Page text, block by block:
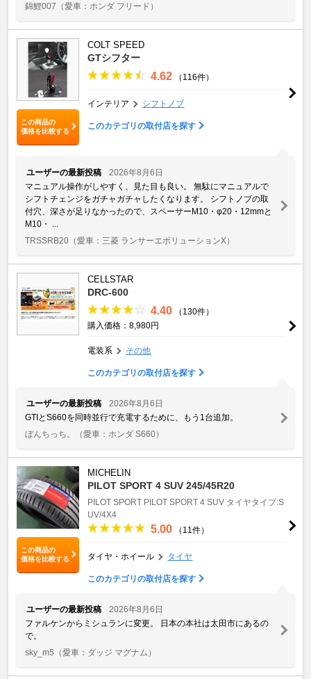
錦鯉007 （愛車：ホンダ フリード）
この商品の
価格を比較する
COLT SPEED
GTシフター
4.62 （116件）
インテリア シフトノブ
このカテゴリの取付店を探す
ユーザーの最新投稿
2026年8月6日
マニュアル操作がしやすく、見た目も良い。 無駄にマニュアルで
シフトチェンジをガチャガチャしたくなります。 シフトノブの取
付穴、深さが足りなかったので、スペーサーM10・φ20・12mmと
M10・ ...
TRSSRB20 （愛車：三菱 ランサーエボリューションX）
CELLSTAR
DRC-600
4.40
（130件）
購入価格：8,980円
電装系 その他
このカテゴリの取付店を探す
ユーザーの最新投稿
2026年8月6日
GTIとS660を同時並行で充電するために、もう1台追加。
ぼんちっち。
（愛車：ホンダ S660）
この商品の
価格を比較する
MICHELIN
PILOT SPORT 4 SUV 245/45R20
PILOT SPORT PILOT SPORT 4 SUV タイヤタイプ:S
UV/4X4
5.00 （11件）
タイヤ・ホイール タイヤ
このカテゴリの取付店を探す
ユーザーの最新投稿
2026年8月6日
ファルケンからミシュランに変更。 日本の本社は太田市にあるの
で。
sky_m5 （愛車：ダッジ マグナム）